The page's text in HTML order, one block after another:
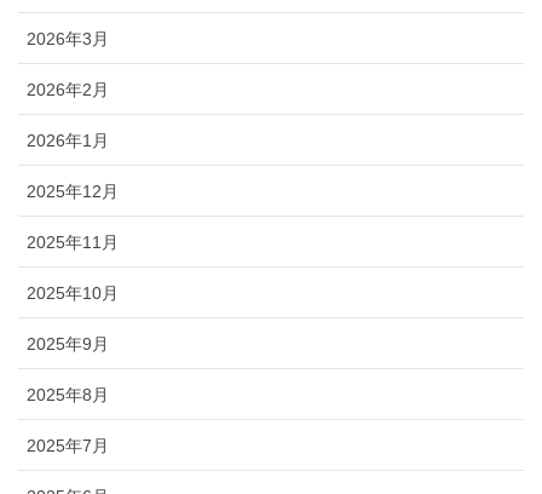
2026年3月
2026年2月
2026年1月
2025年12月
2025年11月
2025年10月
2025年9月
2025年8月
2025年7月